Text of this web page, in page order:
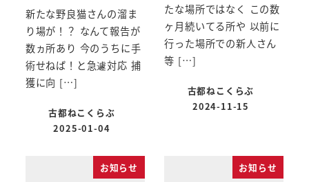
新たな野良猫さんの溜ま
り場が！？ なんて報告が
数ヵ所あり 今のうちに手
術せねば！と急遽対応 捕
獲に向 […]
古都ねこくらぶ
2025-01-04
たな場所ではなく この数
ヶ月続いてる所や 以前に
行った場所での新人さん
等 […]
古都ねこくらぶ
2024-11-15
お知らせ お知らせ